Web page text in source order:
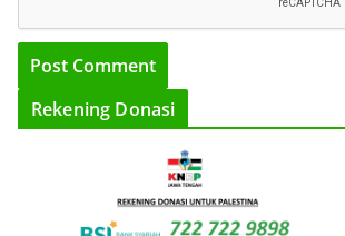
Rekening Donasi